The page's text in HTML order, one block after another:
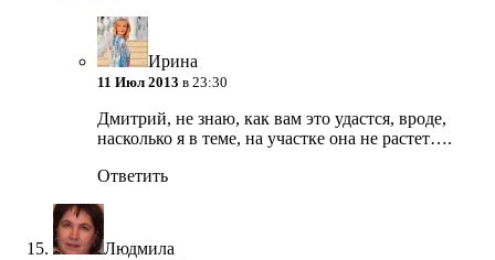
Ирина
11 Июл 2013 в 23:30
Дмитрий, не знаю, как вам это удастся, вроде,
насколько я в теме, на участке она не растет….
Ответить
Людмила